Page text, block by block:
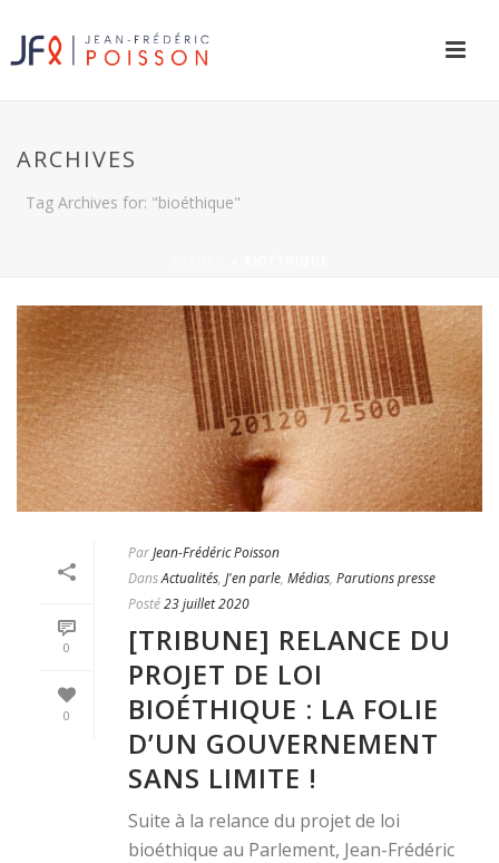
ARCHIVES
Tag Archives for: "bioéthique"
0
0
ParJean-Frédéric Poisson
DansActualités, J'en parle, Médias, Parutions presse
Posté23 juillet 2020
[TRIBUNE] RELANCE DU
PROJET DE LOI
BIOÉTHIQUE : LA FOLIE
D’UN GOUVERNEMENT
SANS LIMITE !
Suite à la relance du projet de loi
bioéthique au Parlement, Jean-Frédéric